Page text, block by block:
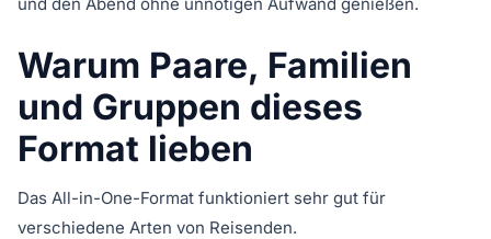
Warum Paare, Familien
und Gruppen dieses
Format lieben
Das All-in-One-Format funktioniert sehr gut für
verschiedene Arten von Reisenden.